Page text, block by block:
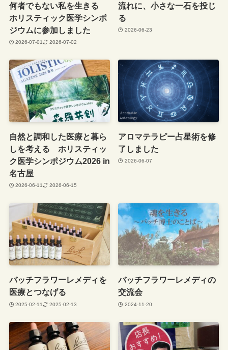
何者でもない私を生きる
ホリスティック医学シンポ
ジウムに参加しました
2026-07-01 2026-07-02
流れに、小さな一石を投じ
る
2026-06-23
自然と調和した医療と暮ら
しを考える ホリスティッ
ク医学シンポジウム2026 in
名古屋
2026-06-11 2026-06-15
アロマテラピー占星術を修
了しました
2026-06-07
バッチフラワーレメディを
医療とつなげる
2025-02-11 2025-02-13
バッチフラワーレメディの
交流会
2024-11-20